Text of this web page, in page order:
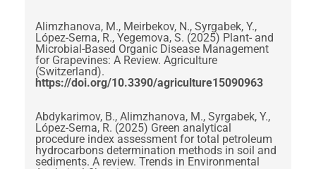
Alimzhanova, M., Meirbekov, N., Syrgabek, Y.,
López-Serna, R., Yegemova, S. (2025) Plant- and
Microbial-Based Organic Disease Management
for Grapevines: A Review. Agriculture
(Switzerland).
https://doi.org/10.3390/agriculture15090963
Abdykarimov, B., Alimzhanova, M., Syrgabek, Y.,
López-Serna, R. (2025) Green analytical
procedure index assessment for total petroleum
hydrocarbons determination methods in soil and
sediments. A review. Trends in Environmental